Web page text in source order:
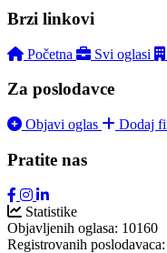
Brzi linkovi
Početna Svi oglasi
Za poslodavce
Objavi oglas Dodaj
Pratite nas
Statistike
Objavljenih oglasa: 10160
Registrovanih poslodavaca: